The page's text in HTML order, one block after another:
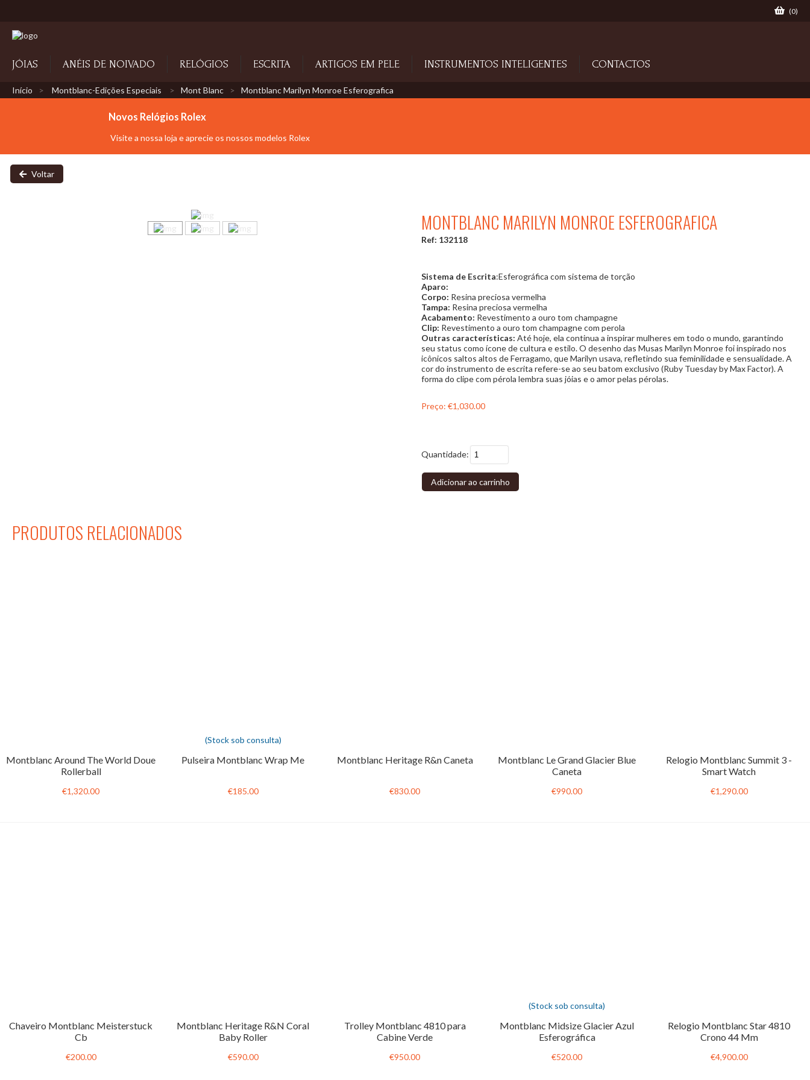
(0)
JÓIAS ANÉIS DE NOIVADO RELÓGIOS ESCRITA ARTIGOS EM PELE INSTRUMENTOS INTELIGENTES CONTACTOS
Início Montblanc-Edições Especiais Mont Blanc Montblanc Marilyn Monroe Esferografica
Novos Relógios Rolex
Visite a nossa loja e aprecie os nossos modelos Rolex
Voltar
MONTBLANC MARILYN MONROE ESFEROGRAFICA
Ref: 132118
Sistema de Escrita:Esferográfica com sistema de torção
Aparo:
Corpo: Resina preciosa vermelha
Tampa: Resina preciosa vermelha
Acabamento: Revestimento a ouro tom champagne
Clip: Revestimento a ouro tom champagne com perola
Outras características: Até hoje, ela continua a inspirar mulheres em todo o mundo, garantindo
seu status como ícone de cultura e estilo. O desenho das Musas Marilyn Monroe foi inspirado nos
icônicos saltos altos de Ferragamo, que Marilyn usava, refletindo sua feminilidade e sensualidade. A
cor do instrumento de escrita refere-se ao seu batom exclusivo (Ruby Tuesday by Max Factor). A
forma do clipe com pérola lembra suas jóias e o amor pelas pérolas.
Preço: €1,030.00
Quantidade:
Adicionar ao carrinho
PRODUTOS RELACIONADOS
Montblanc Around The World Doue
Rollerball
€1,320.00
(Stock sob consulta)
Pulseira Montblanc Wrap Me
€185.00
Montblanc Heritage R&n Caneta
€830.00
Montblanc Le Grand Glacier Blue
Caneta
€990.00
Relogio Montblanc Summit 3 -
Smart Watch
€1,290.00
Chaveiro Montblanc Meisterstuck
Cb
€200.00
Montblanc Heritage R&N Coral
Baby Roller
€590.00
Trolley Montblanc 4810 para
Cabine Verde
€950.00
(Stock sob consulta)
Montblanc Midsize Glacier Azul
Esferográfica
€520.00
Relogio Montblanc Star 4810
Crono 44 Mm
€4,900.00